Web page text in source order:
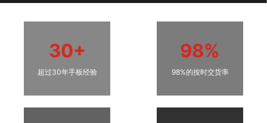
30+
超过30年手板经验
98%
98%的按时交货率